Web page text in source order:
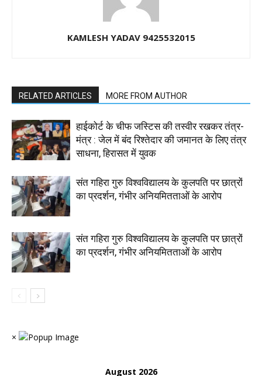
KAMLESH YADAV 9425532015
RELATED ARTICLES MORE FROM AUTHOR
हाईकोर्ट के चीफ जस्टिस की तस्वीर रखकर तंत्र-
मंत्र : जेल में बंद रिश्तेदार की जमानत के लिए तंत्र
साधना, हिरासत में युवक
संत गहिरा गुरु विश्वविद्यालय के कुलपति पर छात्रों
का प्रदर्शन, गंभीर अनियमितताओं के आरोप
संत गहिरा गुरु विश्वविद्यालय के कुलपति पर छात्रों
का प्रदर्शन, गंभीर अनियमितताओं के आरोप
×
August 2026